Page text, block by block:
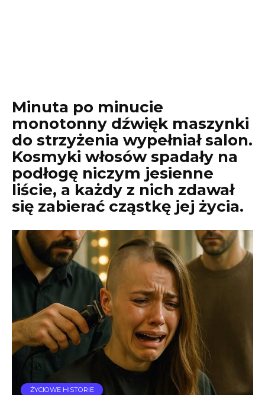
Minuta po minucie
monotonny dźwięk maszynki
do strzyżenia wypełniał salon.
Kosmyki włosów spadały na
podłogę niczym jesienne
liście, a każdy z nich zdawał
się zabierać cząstkę jej życia.
ŻYCIOWE HISTORIE